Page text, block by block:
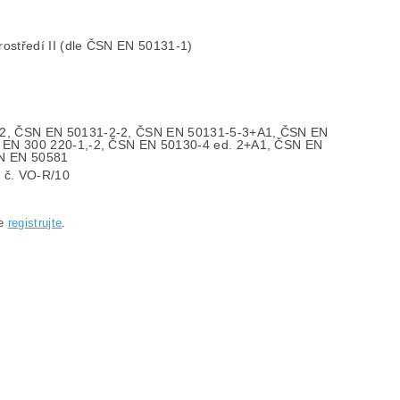
II (dle ČSN EN 50131-1)
ČSN EN 50131-2-2, ČSN EN 50131-5-3+A1, ČSN EN
300 220-1,-2, ČSN EN 50130-4 ed. 2+A1, ČSN EN
EN 50581
č. VO-R/10
registrujte